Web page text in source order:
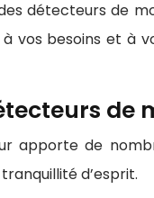
détecteurs de
vos besoins et à
de
apporte de
d’esprit.